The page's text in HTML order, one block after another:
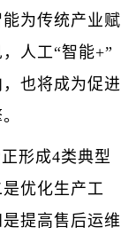
为传统产业赋
人工“智能+”
也将成为促进
形成4类典型
优化生产工
提高售后运维